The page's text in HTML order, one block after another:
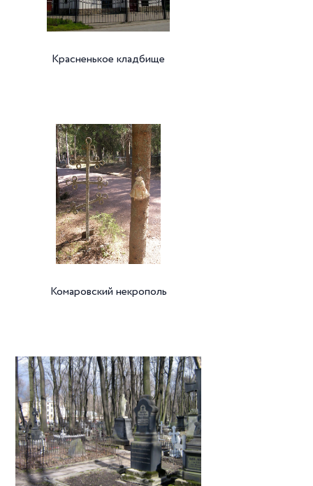
Красненькое кладбище
Комаровский некрополь